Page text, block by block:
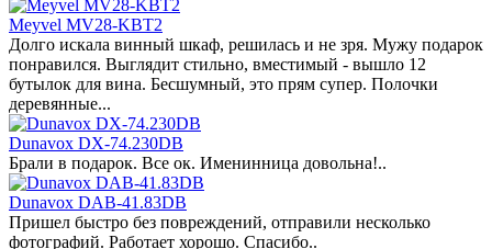
Meyvel MV28-KBT2
Долго искала винный шкаф, решилась и не зря. Мужу подарок
понравился. Выглядит стильно, вместимый - вышло 12
бутылок для вина. Бесшумный, это прям супер. Полочки
деревянные...
Dunavox DX-74.230DB
Брали в подарок. Все ок. Именинница довольна!..
Dunavox DAB-41.83DB
Пришел быстро без повреждений, отправили несколько
фотографий. Работает хорошо. Спасибо..